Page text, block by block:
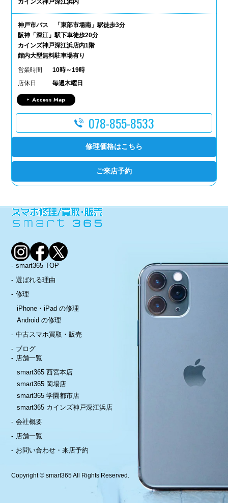
カインズ神戸深江浜内
神戸市バス 「東部市場南」駅徒歩3分
阪神「深江」駅下車徒歩20分
カインズ神戸深江浜店内1階
館内大型無料駐車場有り
営業時間
10時～19時
店休日
毎週木曜日
Access Map
078-855-8533
修理価格はこちら
ご来店予約
smart365 TOP
選ばれる理由
修理
iPhone・iPad の修理
Android の修理
中古スマホ買取・販売
ブログ
店舗一覧
smart365 西宮本店
smart365 岡場店
smart365 学園都市店
smart365 カインズ神戸深江浜店
会社概要
店舗一覧
お問い合わせ・来店予約
Copyright © smart365 All Rights Reserved.